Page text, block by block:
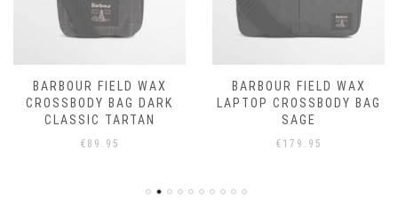
BARBOUR FIELD WAX
CROSSBODY BAG DARK
CLASSIC TARTAN
€ 89.95
BARBOUR FIELD WAX
LAPTOP CROSSBODY BAG
SAGE
€ 179.95